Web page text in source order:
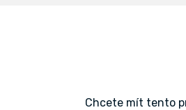
Chcete mít tento